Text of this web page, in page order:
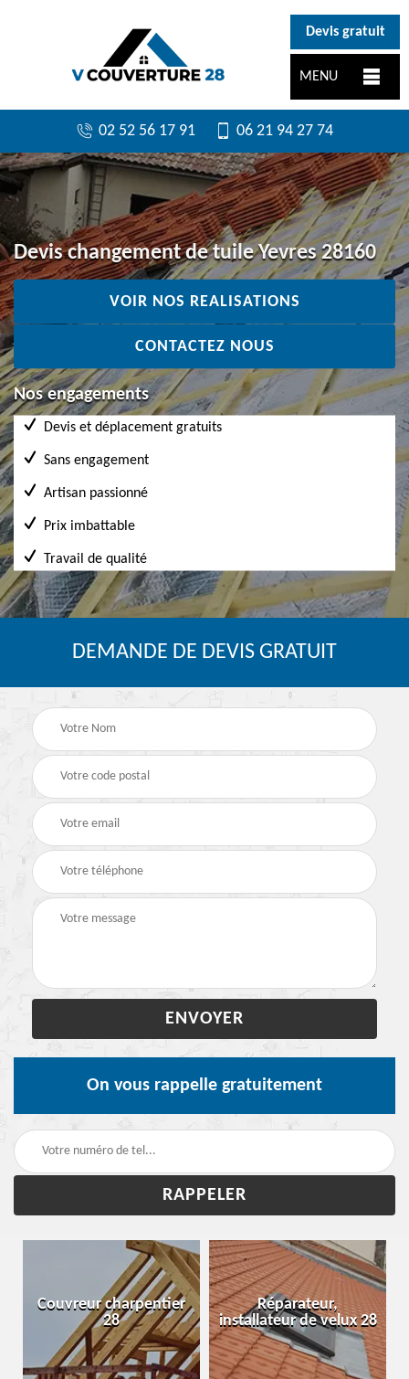
Devis gratuit
MENU
02 52 56 17 91 06 21 94 27 74
Devis changement de tuile Yevres 28160
VOIR NOS REALISATIONS
CONTACTEZ NOUS
Nos engagements
Devis et déplacement gratuits
Sans engagement
Artisan passionné
Prix imbattable
Travail de qualité
DEMANDE DE DEVIS GRATUIT
On vous rappelle gratuitement
Couvreur charpentier
28
Réparateur,
installateur de velux 28